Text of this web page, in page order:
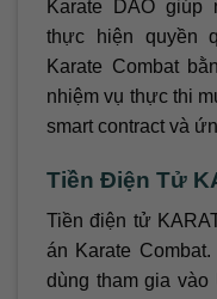
Karate DAO
thực hiện quyền
Karate Combat
nhiệm vụ thực thi
smart contract và
Tiền Điện Tử
Tiền điện tử
án Karate Combat.
dùng tham gia